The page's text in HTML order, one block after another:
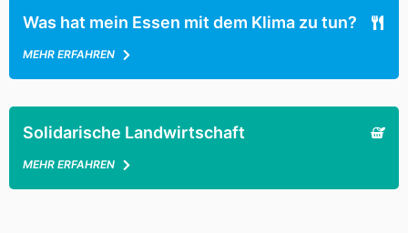
Was hat mein Essen mit dem Klima zu tun?
MEHR ERFAHREN
Solidarische Landwirtschaft
MEHR ERFAHREN